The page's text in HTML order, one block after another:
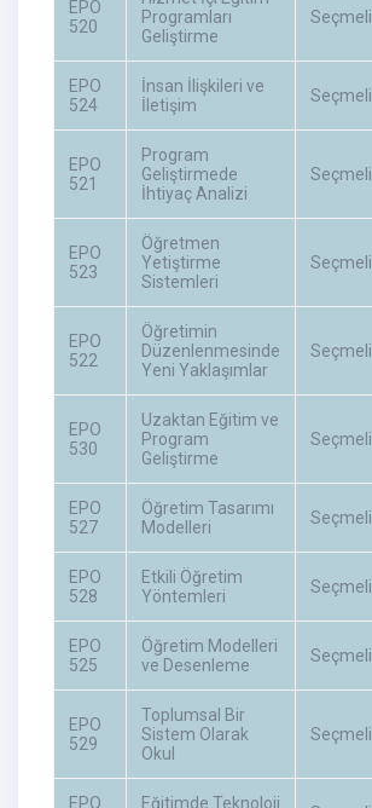
EPO
520
Programları
Geliştirme
Seçmeli
EPO
524
İnsan İlişkileri ve
İletişim
Seçmeli
EPO
521
Program
Geliştirmede
İhtiyaç Analizi
Seçmeli
EPO
523
Öğretmen
Yetiştirme
Sistemleri
Seçmeli
EPO
522
Öğretimin
Düzenlenmesinde
Yeni Yaklaşımlar
Seçmeli
EPO
530
Uzaktan Eğitim ve
Program
Geliştirme
Seçmeli
EPO
527
Öğretim Tasarımı
Modelleri
Seçmeli
EPO
528
Etkili Öğretim
Yöntemleri
Seçmeli
EPO
525
Öğretim Modelleri
ve Desenleme
Seçmeli
EPO
529
Toplumsal Bir
Sistem Olarak
Okul
Seçmeli
EPO Eğitimde Teknoloji